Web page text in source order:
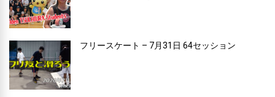
フリースケート – 7月31日 64セッション